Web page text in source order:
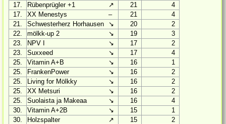
17.
Rübenprügler +1 ↗ 21
4
17.
XX Menestys ‒ 21
4
21.
Schwesterherz Horhausen ↘ 20
2
22.
mölkk-up 2 ↘ 19
3
23.
NPV I ↘ 17
2
23.
Suxxeed ↘ 17
4
25.
Vitamin A+B ↘ 16
1
25.
FrankenPower ↘ 16
2
25.
Living for Mölkky ↘ 16
2
25.
XX Metsuri ↘ 16
2
25.
Suolaista ja Makeaa ↘ 16
4
30.
Vitamin A+2B ↘ 15
1
30.
Holzspalter ↗ 15 2